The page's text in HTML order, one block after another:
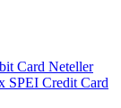
Card Neteller
SPEI Credit Card